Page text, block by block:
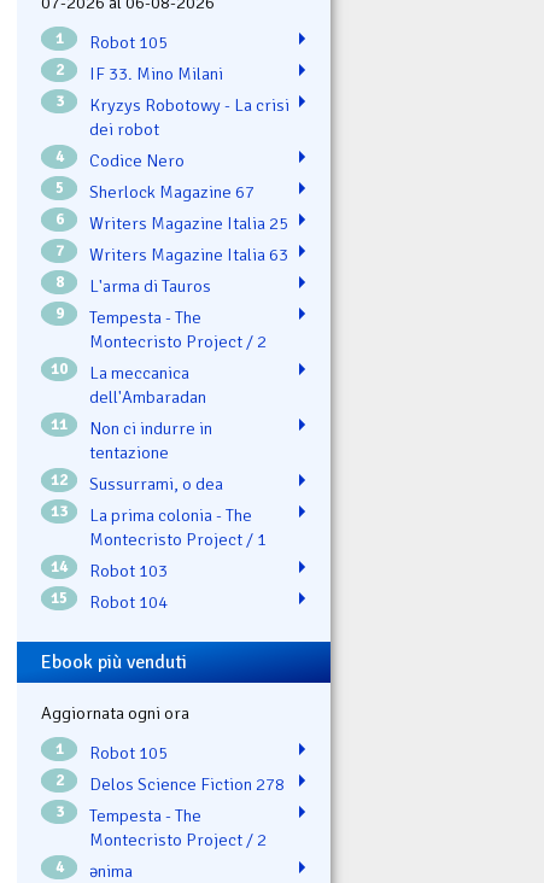
1 Robot 105
2 IF 33. Mino Milani
3
Kryzys Robotowy - La crisi
dei robot
4 Codice Nero
5 Sherlock Magazine 67
6 Writers Magazine Italia 25
7 Writers Magazine Italia 63
8 L'arma di Tauros
9
Tempesta - The
Montecristo Project / 2
10
La meccanica
dell'Ambaradan
11
Non ci indurre in
tentazione
12 Sussurrami, o dea
13
La prima colonia - The
Montecristo Project / 1
14 Robot 103
15 Robot 104
Ebook più venduti
Aggiornata ogni ora
1 Robot 105
2 Delos Science Fiction 278
3
Tempesta - The
Montecristo Project / 2
4 ənima